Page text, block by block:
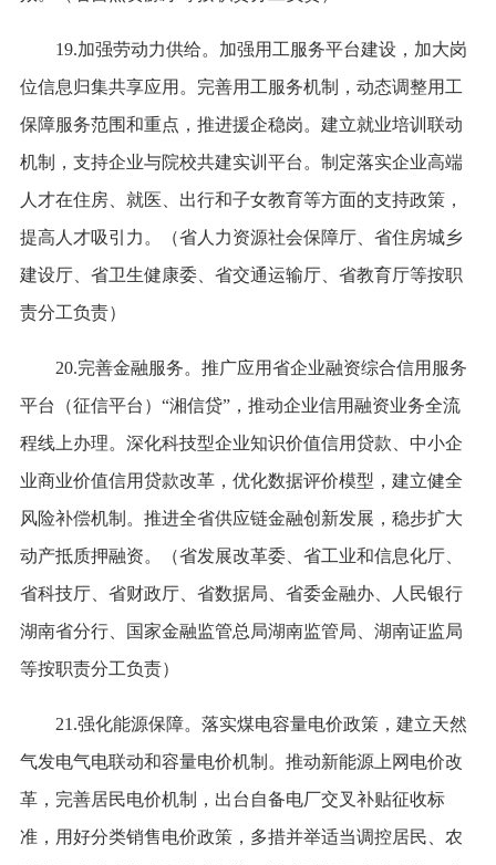
19.加强劳动力供给。加强用工服务平台建设，加大岗
位信息归集共享应用。完善用工服务机制，动态调整用工
保障服务范围和重点，推进援企稳岗。建立就业培训联动
机制，支持企业与院校共建实训平台。制定落实企业高端
人才在住房、就医、出行和子女教育等方面的支持政策，
提高人才吸引力。（省人力资源社会保障厅、省住房城乡
建设厅、省卫生健康委、省交通运输厅、省教育厅等按职
责分工负责）
20.完善金融服务。推广应用省企业融资综合信用服务
平台（征信平台）“湘信贷”，推动企业信用融资业务全流
程线上办理。深化科技型企业知识价值信用贷款、中小企
业商业价值信用贷款改革，优化数据评价模型，建立健全
风险补偿机制。推进全省供应链金融创新发展，稳步扩大
动产抵质押融资。（省发展改革委、省工业和信息化厅、
省科技厅、省财政厅、省数据局、省委金融办、人民银行
湖南省分行、国家金融监管总局湖南监管局、湖南证监局
等按职责分工负责）
21.强化能源保障。落实煤电容量电价政策，建立天然
气发电气电联动和容量电价机制。推动新能源上网电价改
革，完善居民电价机制，出台自备电厂交叉补贴征收标
准，用好分类销售电价政策，多措并举适当调控居民、农